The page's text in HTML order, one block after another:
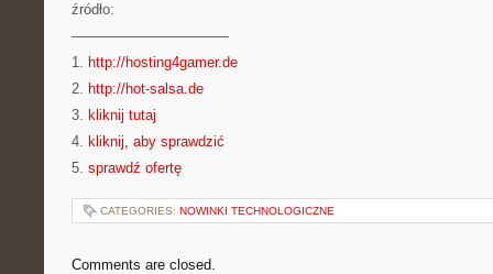
źródło:
———————————
1. http://hosting4gamer.de
2. http://hot-salsa.de
3. kliknij tutaj
4. kliknij, aby sprawdzić
5. sprawdź ofertę
CATEGORIES: NOWINKI TECHNOLOGICZNE
Comments are closed.